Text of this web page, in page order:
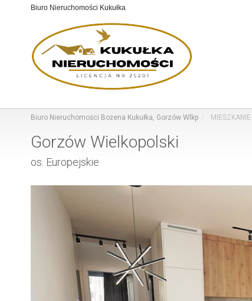
Biuro Nieruchomości Kukułka
Biuro Nieruchomości Bożena Kukułka, Gorzów Wlkp
Gorzów Wielkopolski
os. Europejskie